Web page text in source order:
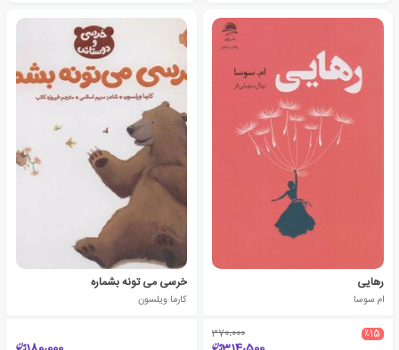
رهایی
ام سوسا
٪15 370،000
خرسی می تونه بشماره
کارما ویلسون